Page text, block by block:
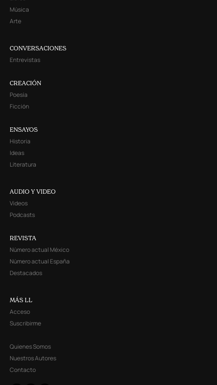
Música
Arte
CONVERSACIONES
Entrevistas
CREACIÓN
Poesía
Ficción
ENSAYOS
Historia
Ideas
Literatura
AUDIO Y VIDEO
Videos
Podcasts
REVISTA
Número actual México
Número actual España
Destacados
MÁS LL
Acceso
Suscribirme
Quienes Somos
Nuestros Autores
Contacto